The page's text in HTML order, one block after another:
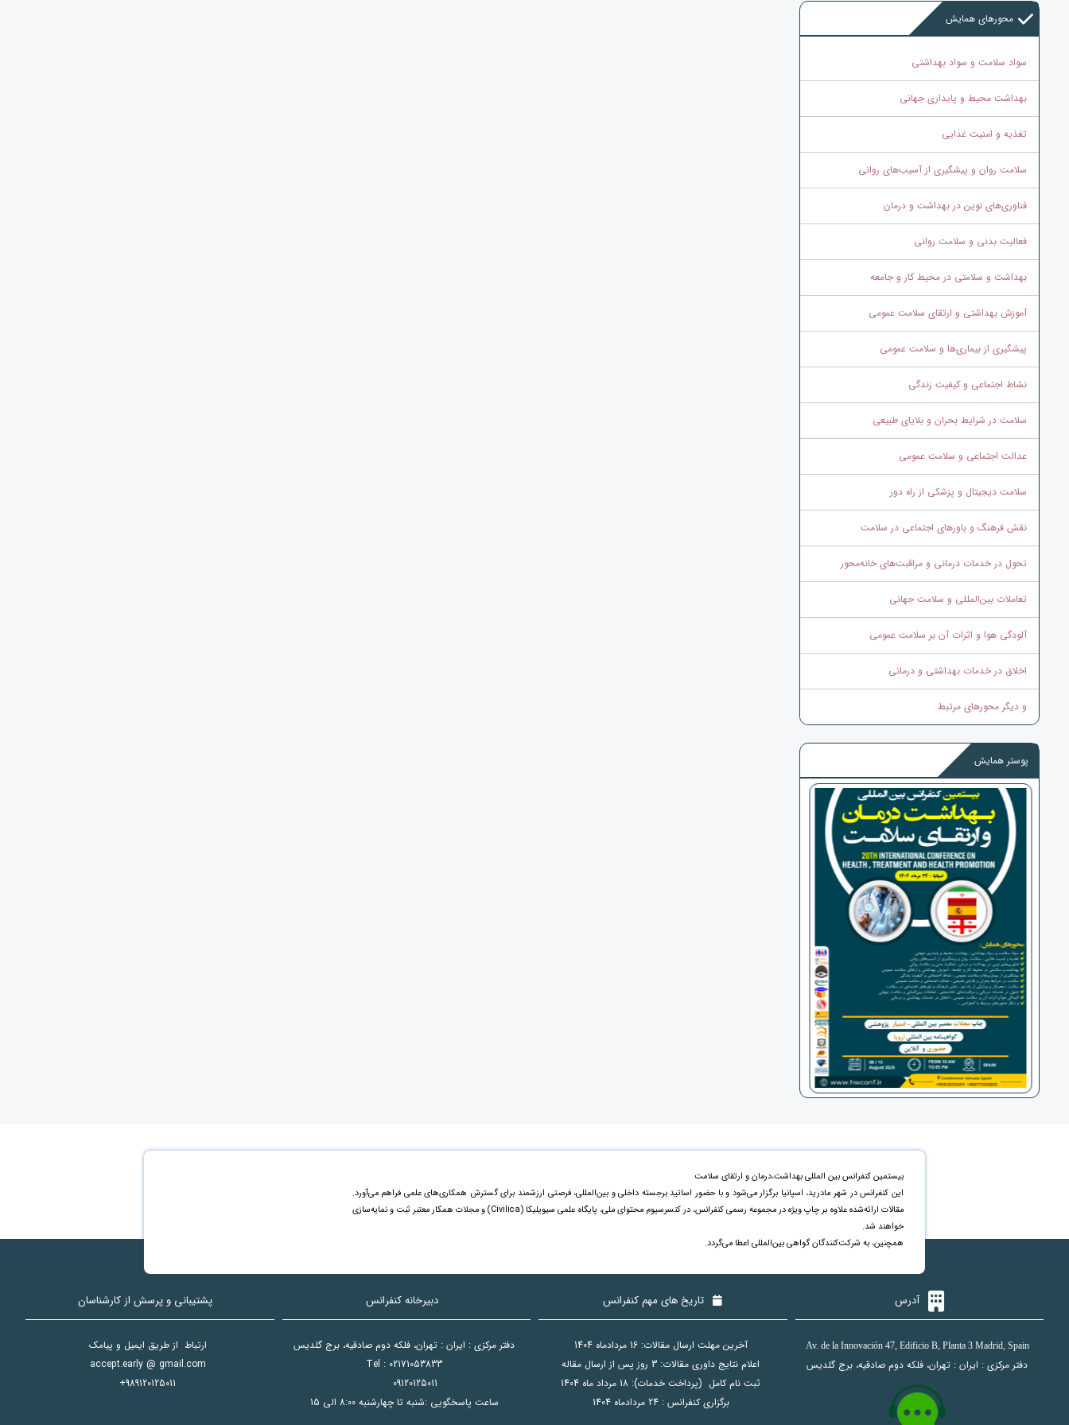
محورهای همایش
سواد سلامت و سواد بهداشتی
بهداشت محیط و پایداری جهانی
تغذیه و امنیت غذایی
سلامت روان و پیشگیری از آسیب‌های روانی
فناوری‌های نوین در بهداشت و درمان
فعالیت بدنی و سلامت روانی
بهداشت و سلامتی در محیط کار و جامعه
آموزش بهداشتی و ارتقای سلامت عمومی
پیشگیری از بیماری‌ها و سلامت عمومی
نشاط اجتماعی و کیفیت زندگی
سلامت در شرایط بحران و بلایای طبیعی
عدالت اجتماعی و سلامت عمومی
سلامت دیجیتال و پزشکی از راه دور
نقش فرهنگ و باورهای اجتماعی در سلامت
تحول در خدمات درمانی و مراقبت‌های خانه‌محور
تعاملات بین‌المللی و سلامت جهانی
آلودگی هوا و اثرات آن بر سلامت عمومی
اخلاق در خدمات بهداشتی و درمانی
و دیگر محورهای مرتبط
پوستر همایش
بیستمین کنفرانس بین المللی بهداشت،درمان و ارتقای سلامت
این کنفرانس در شهر مادرید، اسپانیا برگزار می‌شود و با حضور اساتید برجسته داخلی و بین‌المللی، فرصتی ارزشمند برای گسترش همکاری‌های علمی فراهم می‌آورد.
مقالات ارائه‌شده علاوه بر چاپ ویژه در مجموعه رسمی کنفرانس، در کنسرسیوم محتوای ملی، پایگاه علمی سیویلیکا (Civilica) و مجلات همکار معتبر ثبت و نمایه‌سازی
خواهند شد.
همچنین، به شرکت‌کنندگان گواهی بین‌المللی اعطا می‌گردد.
آدرس
Av. de la Innovación 47, Edificio B, Planta 3 Madrid, Spain
دفتر مرکزی : ایران : تهران، فلکه دوم صادقیه، برج گلدیس
تاریخ های مهم کنفرانس
آخرین مهلت ارسال مقالات: 16 مردادماه 1404
اعلام نتایج داوری مقالات: 3 روز پس از ارسال مقاله
ثبت نام کامل (پرداخت خدمات): 18 مرداد ماه 1404
برگزاری کنفرانس : 24 مردادماه 1404
دبیرخانه کنفرانس
دفتر مرکزی : ایران : تهران، فلکه دوم صادقیه، برج گلدیس
Tel : 02171053833
09120125011
ساعت پاسخگویی :شنبه تا چهارشنبه 8:00 الی 15
پشتیبانی و پرسش از کارشناسان
ارتباط از طریق ایمیل و پیامک
accept.early @ gmail.com
+989120125011